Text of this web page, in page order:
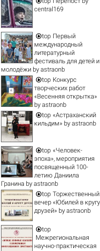
central169
top Первый
международный
литературный
фестиваль для детей и
молодёжи byastraonb
top Конкурс
творческих работ
«Весенняя открытка»
by astraonb
top «Астраханский
кильдим»by astraonb
top «Человек-
эпоха», мероприятия
посвященный 100-
летию Даниила
Гранина byastraonb
top Торжественный
вечер «Юбилей в кругу
друзей»by astraonb
top
Межрегиональная
научно-практическая